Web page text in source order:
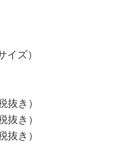
イズ）
抜き）
抜き）
抜き）